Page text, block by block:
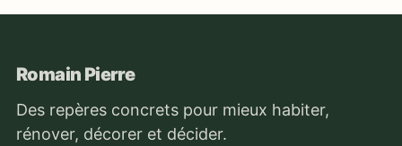
Romain Pierre
Des repères concrets pour mieux habiter,
rénover, décorer et décider.